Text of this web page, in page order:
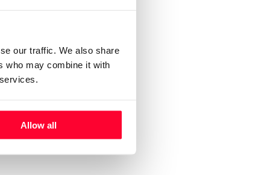
our traffic. We also share
who may combine it with
Allow all